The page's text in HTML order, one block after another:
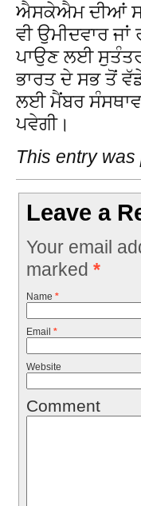
ਐਸਕੇਐਮ ਦੀਆਂ
ਵੀ ਉਮੀਦਵਾਰ
ਪਾਉਣ ਲਈ
ਭਾਰਤ ਦੇ ਸਭ ਤੋਂ
ਲਈ ਮੈਂਬਰ
ਪਵੇਗੀ।
This entry was
Leave a
Your email
marked *
Name *
Email *
Website
Comment